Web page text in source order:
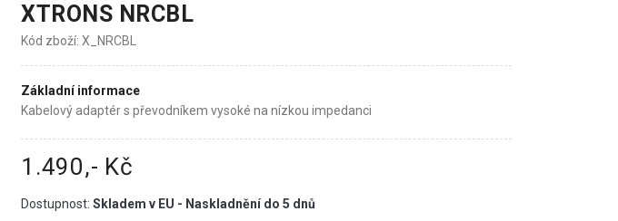
XTRONS NRCBL
Kód zboží: X_NRCBL
Základní informace
Kabelový adaptér s převodníkem vysoké na nízkou impedanci
1.490,- Kč
Dostupnost: Skladem v EU - Naskladnění do 5 dnů